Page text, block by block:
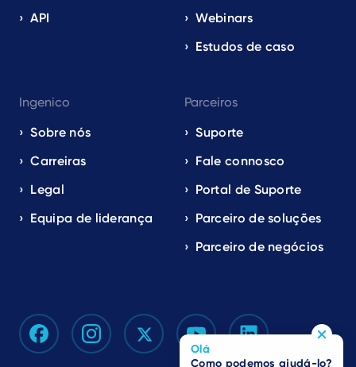
API
Webinars
Estudos de caso
Ingenico
Sobre nós
Carreiras
Legal
Equipa de liderança
Parceiros
Suporte
Fale connosco
Portal de Suporte
Parceiro de soluções
Parceiro de negócios
Olá
Como podemos ajudá-lo?